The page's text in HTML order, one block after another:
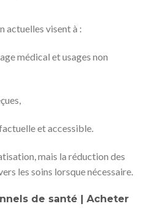
actuelles visent à :
médical et usages non
et accessible.
mais la réduction des
les soins lorsque nécessaire.
de santé | Acheter